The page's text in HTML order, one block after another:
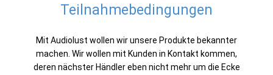
Teilnahmebedingungen
Mit Audiolust wollen wir unsere Produkte bekannter
machen. Wir wollen mit Kunden in Kontakt kommen,
deren nächster Händler eben nicht mehr um die Ecke